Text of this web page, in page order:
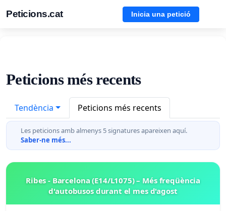
Peticions.cat Inicia una petició
Peticions més recents
Tendència Peticions més recents
Les peticions amb almenys 5 signatures apareixen aquí.
Saber-ne més...
Ribes - Barcelona (E14/L1075) – Més freqüència
d'autobusos durant el mes d'agost